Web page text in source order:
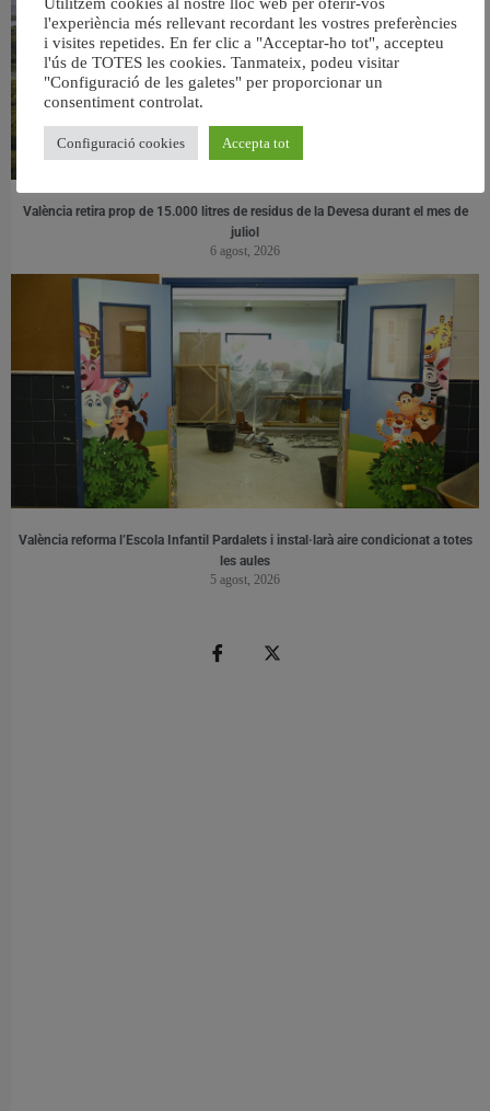
València retira prop de 15.000 litres de residus de la Devesa durant el mes de
juliol
6 agost, 2026
València reforma l’Escola Infantil Pardalets i instal·larà aire condicionat a totes
les aules
5 agost, 2026
l'experiència més rellevant recordant les vostres preferències
i visites repetides. En fer clic a "Acceptar-ho tot", accepteu
l'ús de TOTES les cookies. Tanmateix, podeu visitar
"Configuració de les galetes" per proporcionar un
consentiment controlat.
Configuració cookies Accepta tot